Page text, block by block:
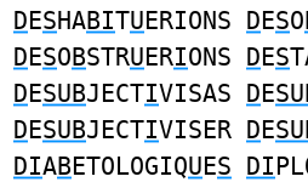
DESHABITUERIONS DESO
DESOBSTRUERIONS DES
DESUBJECTIVISAS DE
DESUBJECTIVISER DE
DIABETOLOGIQUES DI